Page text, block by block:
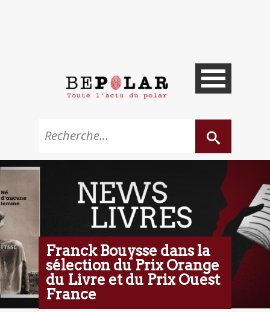
Franck Bouysse dans la
sélection du Prix Orange
du Livre et du Prix Ouest
France